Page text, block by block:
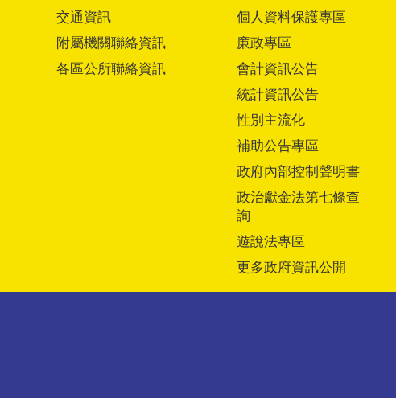
交通資訊
附屬機關聯絡資訊
各區公所聯絡資訊
個人資料保護專區
廉政專區
會計資訊公告
統計資訊公告
性別主流化
補助公告專區
政府內部控制聲明書
政治獻金法第七條查
詢
遊說法專區
更多政府資訊公開